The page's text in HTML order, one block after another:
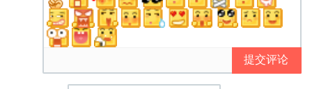
提交评论